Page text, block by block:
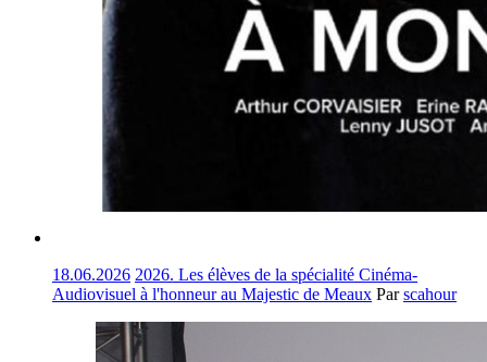
18.06.2026 2026. Les élèves de la spécialité Cinéma-
Audiovisuel à l'honneur au Majestic de Meaux Parscahour